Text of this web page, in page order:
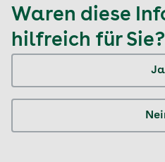
Waren diese
hilfreich für Sie?
Ja